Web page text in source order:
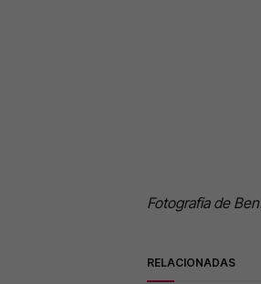
Fotografia de
RELACIONADAS